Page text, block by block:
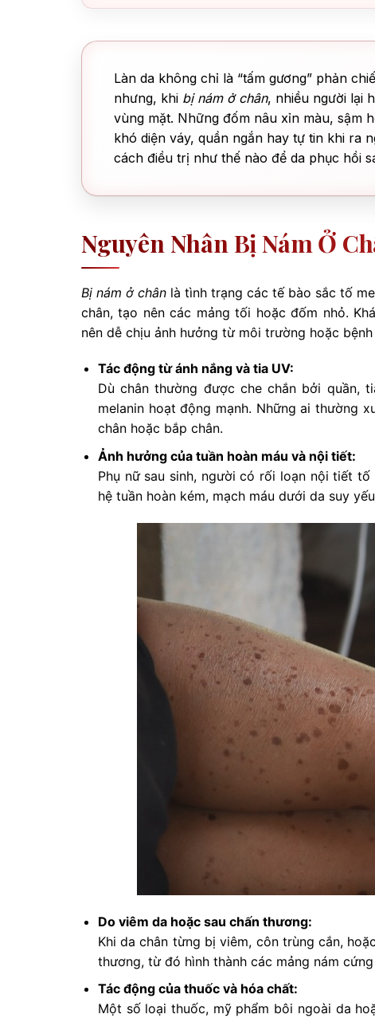
Làn da không chỉ là “tấm gương” phản
nhưng, khi bị nám ở chân, nhiều người lại
vùng mặt. Những đốm nâu xỉn màu, sậm
khó diện váy, quần ngắn hay tự tin khi ra
cách điều trị như thế nào để da phục hồi
Nguyên Nhân Bị Nám Ở
Bị nám ở chân là tình trạng các tế bào sắc tố
chân, tạo nên các mảng tối hoặc đốm nhỏ.
nên dễ chịu ảnh hưởng từ môi trường hoặc
Tác động từ ánh nắng và tia UV:
Dù chân thường được che chắn bởi quần,
melanin hoạt động mạnh. Những ai thường
chân hoặc bắp chân.
Ảnh hưởng của tuần hoàn máu và nội tiết:
Phụ nữ sau sinh, người có rối loạn nội tiết
hệ tuần hoàn kém, mạch máu dưới da suy
Do viêm da hoặc sau chấn thương:
Khi da chân từng bị viêm, côn trùng cắn,
thương, từ đó hình thành các mảng nám
Tác động của thuốc và hóa chất:
Một số loại thuốc, mỹ phẩm bôi ngoài da